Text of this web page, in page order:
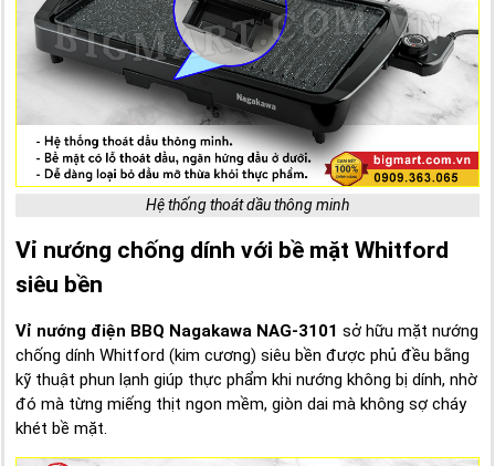
Hệ thống thoát dầu thông minh
Vỉ nướng chống dính với bề mặt Whitford
siêu bền
Vỉ nướng điện BBQ Nagakawa NAG-3101 sở hữu mặt nướng
chống dính Whitford (kim cương) siêu bền được phủ đều bằng
kỹ thuật phun lạnh giúp thực phẩm khi nướng không bị dính, nhờ
đó mà từng miếng thịt ngon mềm, giòn dai mà không sợ cháy
khét bề mặt.